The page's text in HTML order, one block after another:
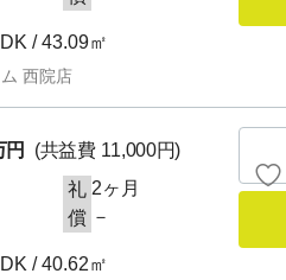
/ 43.09㎡
西院店
円
(共益費 11,000円)
礼 2ヶ月
償 －
/ 40.62㎡